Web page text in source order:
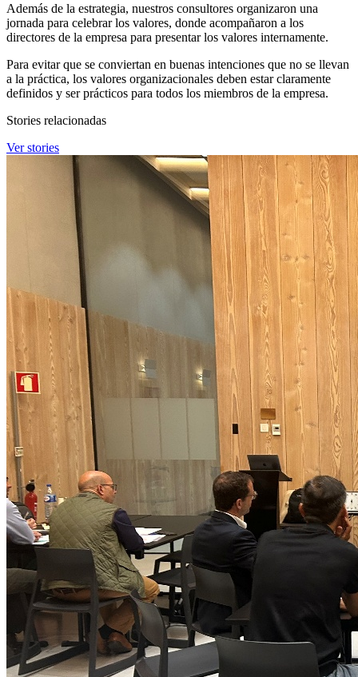
Además de la estrategia, nuestros consultores organizaron una
jornada para celebrar los valores, donde acompañaron a los
directores de la empresa para presentar los valores internamente.
Para evitar que se conviertan en buenas intenciones que no se llevan
a la práctica, los valores organizacionales deben estar claramente
definidos y ser prácticos para todos los miembros de la empresa.
Stories relacionadas
Ver stories